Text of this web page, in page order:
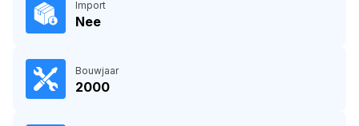
Import
Nee
Bouwjaar
2000